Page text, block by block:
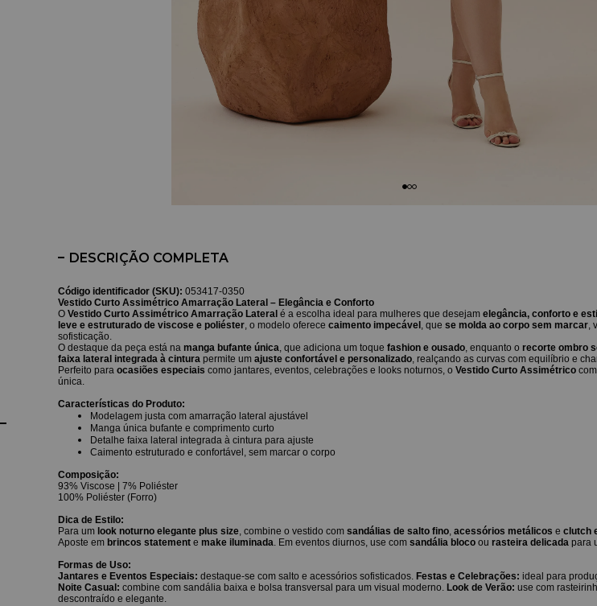
DESCRIÇÃO COMPLETA
Código identificador (SKU): 053417-0350
Vestido Curto Assimétrico Amarração Lateral – E legância e Conforto
O Vestido Curto Assimétrico Amarração Lateral é a escolha ideal para mulheres que desejam elegância, conforto e
leve e estruturado de viscose e poliéster, o modelo oferece caimento impecável , que se molda ao corpo sem marcar,
sofisticação.
O destaque da peça está na manga bufante única, que adiciona um toque fashion e ousado, enquanto o recorte ombro
faixa lateral integrada à cintura permite um ajuste confortável e personalizado, realçando as curvas com equilíbrio e
Perfeito para ocasiões especiais como jantares, eventos, celebrações e looks noturnos, o Vestido Curto Assimétrico
única.
Características do Produto:
Modelagem justa com amarração lateral ajustável
Manga única bufante e comprimento curto
Detalhe faixa lateral integrada à cintura para ajuste
Caimento estruturado e confortável, sem marcar o corpo
Composição:
93% Viscose | 7% Poliéster
100% Poliéster (Forro)
Dica de Estilo:
Para um look noturno elegante plus size, combine o vestido com sandálias de salto fino, acessórios metálicos e clutch
Aposte em brincos statement e make iluminada. Em eventos diurnos, use com sandália bloco ou rasteira delicada para
Formas de Uso:
Jantares e Eventos Especiais: destaque-se com salto e acessórios sofisticados. Festas e Celebrações: ideal para
Noite Casual: combine com sandália baixa e bolsa transversal para um visual moderno. Look de Verão: use com
descontraído e elegante.